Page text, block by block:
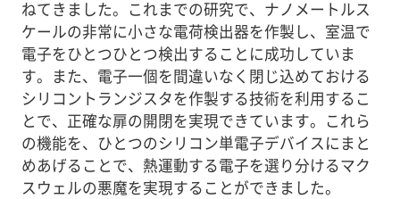
ねてきました。これまでの研究で、ナノメートルス
ケールの非常に小さな電荷検出器を作製し、室温で
電子をひとつひとつ検出することに成功していま
す。また、電子一個を間違いなく閉じ込めておける
シリコントランジスタを作製する技術を利用するこ
とで、正確な扉の開閉を実現できています。これら
の機能を、ひとつのシリコン単電子デバイスにまと
めあげることで、熱運動する電子を選り分けるマク
スウェルの悪魔を実現することができました。